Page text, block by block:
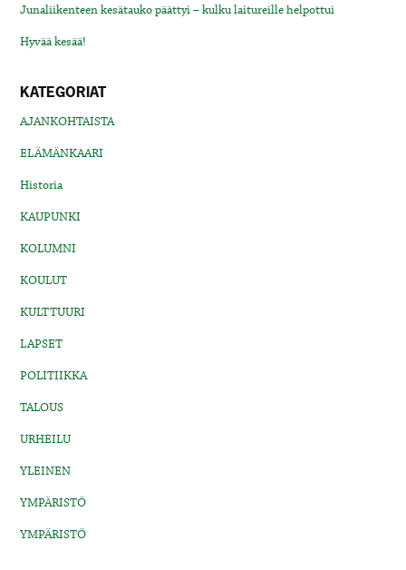
Junaliikenteen kesätauko päättyi – kulku laitureille helpottui
Hyvää kesää!
KATEGORIAT
AJANKOHTAISTA
ELÄMÄNKAARI
Historia
KAUPUNKI
KOLUMNI
KOULUT
KULTTUURI
LAPSET
POLITIIKKA
TALOUS
URHEILU
YLEINEN
YMPÄRISTÖ
YMPÄRISTÖ